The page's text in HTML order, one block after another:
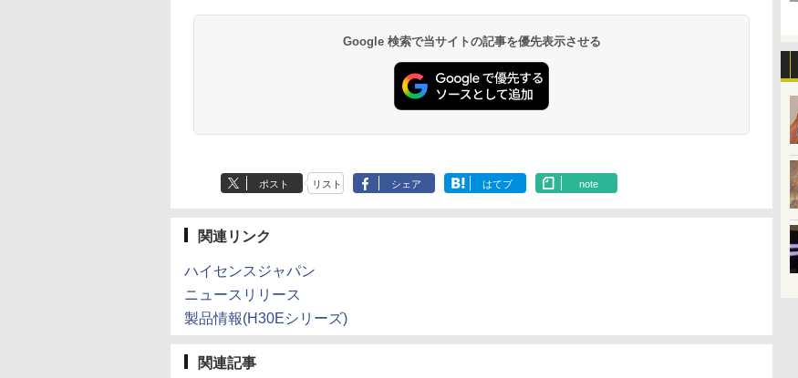
Google 検索で当サイトの記事を優先表示させる
ポスト リスト シェア はてブ note
関連リンク
ハイセンスジャパン
ニュースリリース
製品情報(H30Eシリーズ)
関連記事